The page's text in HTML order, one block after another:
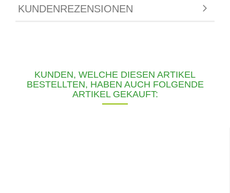
KUNDENREZENSIONEN
KUNDEN, WELCHE DIESEN ARTIKEL
BESTELLTEN, HABEN AUCH FOLGENDE
ARTIKEL GEKAUFT: